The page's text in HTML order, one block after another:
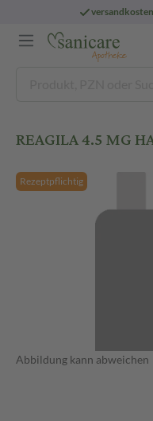
REAGILA 4.5 MG
Rezeptpflichtig
Abbildung kann abweichen